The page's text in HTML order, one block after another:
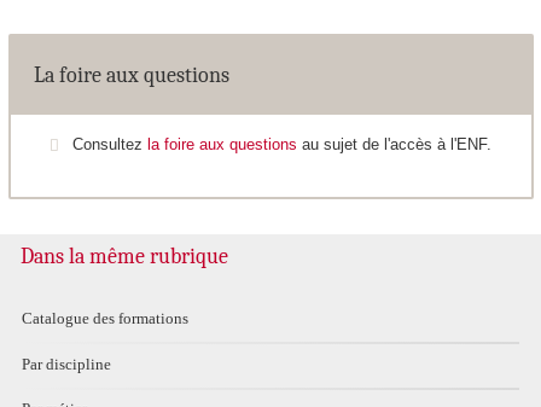
La foire aux questions
Consultez la foire aux questions au sujet de l'accès à l'ENF.
Dans la même rubrique
Catalogue des formations
Par discipline